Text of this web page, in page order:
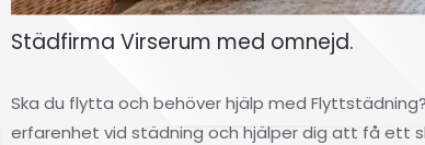
Städfirma Virserum med omnejd.
Ska du flytta och behöver hjälp med
erfarenhet vid städning och hjälper dig att få ett